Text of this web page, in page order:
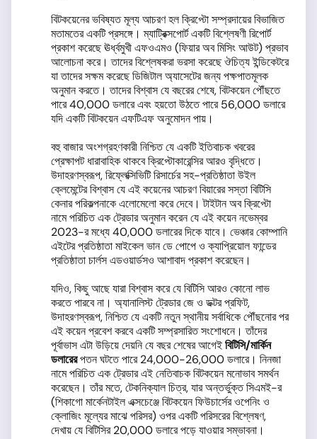
বিটকয়েনের ভবিষ্যত মূল্য আচরণ হল ক্রিপ্টো সম্প্রদায়ের বিভাজিত
মতামতের একটি প্রসঙ্গে। ম্যাট্রিক্সপোর্ট একটি বিশ্লেষণী রিপোর্ট
প্রকাশ করেছে ঊর্ধ্বমুখী এফওএমও (ফিয়ার অব মিসিং আউট) প্রভাব
আলোচনা করে। তাদের বিশ্লেষকরা ভরসা করেছে ঔচিত্য ইন্ডিকেটরে
যা তাদের সক্ষম করেছে ডিজিটাল অ্যাসেটের জন্য পক্ষপাতমূলক
অনুমান করতে। তাদের বিশ্বাস যে বছরের শেষে, বিটকয়েন পৌঁছতে
পারে 40,000 ডলারে এবং হয়তো উঠতে পারে 56,000 ডলারে
যদি একটি বিটকয়েন এফটিএফ অনুমোদন পায়।
বহু বাজার অংশগ্রহণকারী নিশ্চিত যে একটি ইতিবাচক খবরের
প্রেক্ষাপট ধারাবাহিক থাকবে ক্রিপ্টোকারেন্সির আরও বৃদ্ধিতে।
উদাহরণস্বরূপ, রিফ্লেক্সিভিটি রিসার্চের সহ-প্রতিষ্ঠাতা উইল
ক্লেমেন্টের বিশ্বাস যে এই কয়েনের আচরণ বিয়ারের সস্তা বিটিসি
কেনার পরিকল্পনাকে এলোমেলো করে দেবে। টাইটান অব ক্রিপ্টো
নামে পরিচিত এক ট্রেডার অনুমান করেন যে এই কয়েন নভেম্বর
2023-র মধ্যে 40,000 ডলারের দিকে যাবে। ভেঞ্চার কোম্পানি
এইটের প্রতিষ্ঠাতা মাইকেল ভান ডে পোপে ও ক্যাপ্রিয়োল ফান্ডের
প্রতিষ্ঠাতা চার্লস এডওয়ার্ডসও আশাবাদ প্রকাশ করেছেন।
যদিও, কিছু আছে যারা বিশ্বাস করে যে বিটিসি আরও কোনো লাভ
করতে পারবে না। অ্যানালিস্ট ট্রেডার জে ও ডক্টর প্রফিট,
উদাহরণস্বরূপ, নিশ্চিত যে একটি নতুন স্থানীয় সর্বাধিকে পৌঁছনোর পর
এই কয়েন প্রবেশ করবে একটি সম্প্রসারিত সংশোধনে। তাঁদের
পূর্বাভাস এটা উড়িয়ে দেয়নি যে বছর শেষের আগেইবিটিসি/মার্কিন
ডলারেরপতন ঘটতে পারে 24,000-26,000 ডলারে। নিনজা
নামে পরিচিত এক ট্রেডার এই নেতিবাচক বিটকয়েন মনোভাব সমর্থন
করেছেন। তাঁর মতে, টেকনিক্যাল চিত্র, যার অন্তর্ভুক্ত সিএমই-র
(শিকাগো মার্কেনটাইল এক্সচেঞ্জে বিটকয়েন ফিউচার্সের ওপেনিং ও
ক্লোজিং মূল্যের মাঝে পরিসর) ওপর একটি পরিসরের বিশ্লেষণ,
দেখায় যে বিটিসির 20,000 ডলারে পড়ে যাওয়ার সম্ভাবনা।